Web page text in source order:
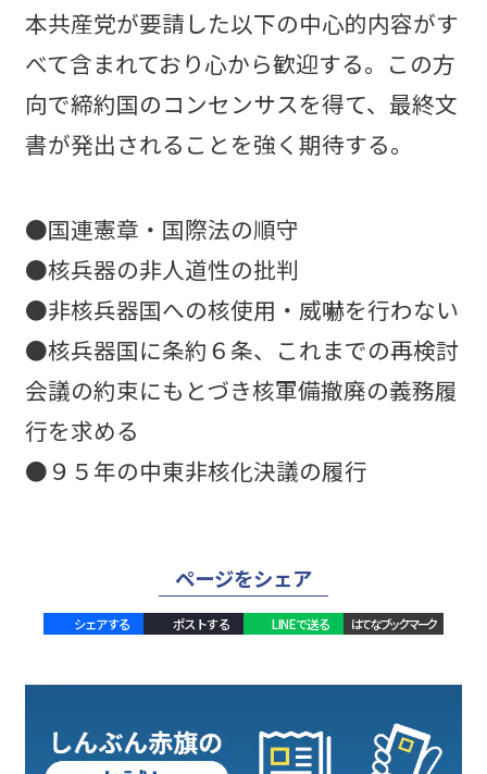
本共産党が要請した以下の中心的内容がす
べて含まれており心から歓迎する。この方
向で締約国のコンセンサスを得て、最終文
書が発出されることを強く期待する。
●国連憲章・国際法の順守
●核兵器の非人道性の批判
●非核兵器国への核使用・威嚇を行わない
●核兵器国に条約６条、これまでの再検討
会議の約束にもとづき核軍備撤廃の義務履
行を求める
●９５年の中東非核化決議の履行
ページをシェア
シェアする ポストする LINEで送る はてなブックマーク